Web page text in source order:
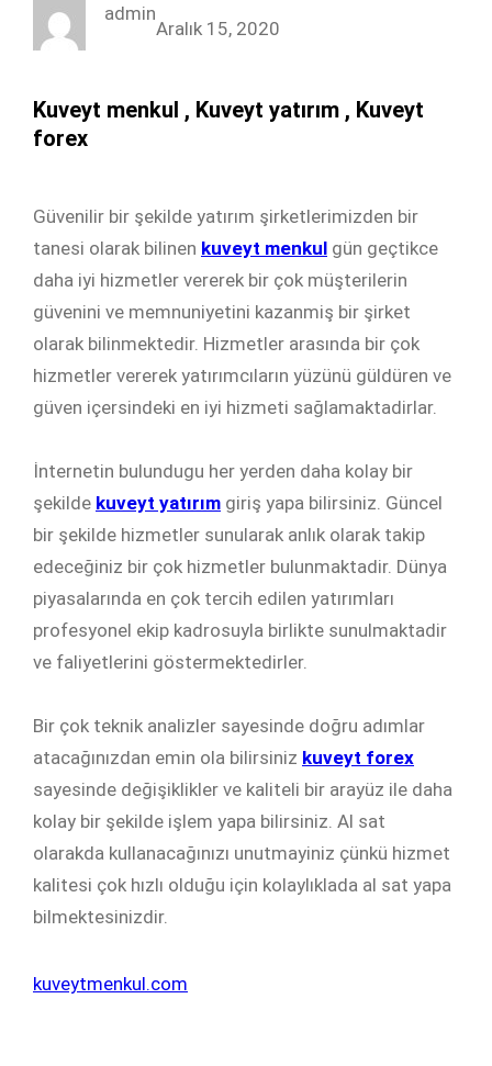
admin
Aralık 15, 2020
Kuveyt menkul , Kuveyt yatırım , Kuveyt
forex
Güvenilir bir şekilde yatırım şirketlerimizden bir
tanesi olarak bilinen kuveyt menkul gün geçtikce
daha iyi hizmetler vererek bir çok müşterilerin
güvenini ve memnuniyetini kazanmiş bir şirket
olarak bilinmektedir. Hizmetler arasında bir çok
hizmetler vererek yatırımcıların yüzünü güldüren ve
güven içersindeki en iyi hizmeti sağlamaktadirlar.
İnternetin bulundugu her yerden daha kolay bir
şekilde kuveyt yatırım giriş yapa bilirsiniz. Güncel
bir şekilde hizmetler sunularak anlık olarak takip
edeceğiniz bir çok hizmetler bulunmaktadir. Dünya
piyasalarında en çok tercih edilen yatırımları
profesyonel ekip kadrosuyla birlikte sunulmaktadir
ve faliyetlerini göstermektedirler.
Bir çok teknik analizler sayesinde doğru adımlar
atacağınızdan emin ola bilirsiniz kuveyt forex
sayesinde değişiklikler ve kaliteli bir arayüz ile daha
kolay bir şekilde işlem yapa bilirsiniz. Al sat
olarakda kullanacağınızı unutmayiniz çünkü hizmet
kalitesi çok hızlı olduğu için kolaylıklada al sat yapa
bilmektesinizdir.
kuveytmenkul.com